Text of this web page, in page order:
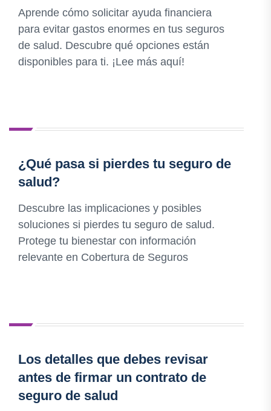
Aprende cómo solicitar ayuda financiera
para evitar gastos enormes en tus seguros
de salud. Descubre qué opciones están
disponibles para ti. ¡Lee más aquí!
¿Qué pasa si pierdes tu seguro de
salud?
Descubre las implicaciones y posibles
soluciones si pierdes tu seguro de salud.
Protege tu bienestar con información
relevante en Cobertura de Seguros
Los detalles que debes revisar
antes de firmar un contrato de
seguro de salud